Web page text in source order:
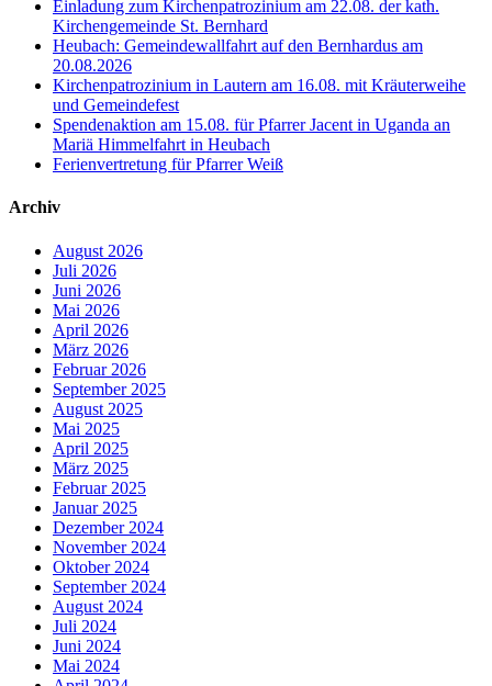
Einladung zum Kirchenpatrozinium am 22.08. der kath.
Kirchengemeinde St. Bernhard
Heubach: Gemeindewallfahrt auf den Bernhardus am
20.08.2026
Kirchenpatrozinium in Lautern am 16.08. mit Kräuterweihe
und Gemeindefest
Spendenaktion am 15.08. für Pfarrer Jacent in Uganda an
Mariä Himmelfahrt in Heubach
Ferienvertretung für Pfarrer Weiß
Archiv
August 2026
Juli 2026
Juni 2026
Mai 2026
April 2026
März 2026
Februar 2026
September 2025
August 2025
Mai 2025
April 2025
März 2025
Februar 2025
Januar 2025
Dezember 2024
November 2024
Oktober 2024
September 2024
August 2024
Juli 2024
Juni 2024
Mai 2024